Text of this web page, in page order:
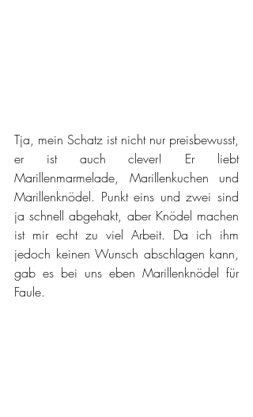
Tja, mein Schatz ist nicht nur preisbewusst,
er ist auch clever! Er liebt
Marillenmarmelade, Marillenkuchen und
Marillenknödel. Punkt eins und zwei sind
ja schnell abgehakt, aber Knödel machen
ist mir echt zu viel Arbeit. Da ich ihm
jedoch keinen Wunsch abschlagen kann,
gab es bei uns eben Marillenknödel für
Faule.